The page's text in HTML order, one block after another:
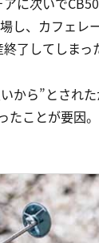
し、カフェレ
了してしまっ
から”とされ
ことが要因